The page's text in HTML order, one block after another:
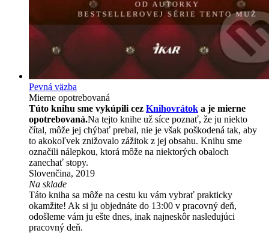
Pevná väzba
Mierne opotrebovaná
Túto knihu sme vykúpili cez Knihovrátok a je mierne
opotrebovaná.Na tejto knihe už síce poznať, že ju niekto
čítal, môže jej chýbať prebal, nie je však poškodená tak, aby
to akokoľvek znižovalo zážitok z jej obsahu. Knihu sme
označili nálepkou, ktorá môže na niektorých obaloch
zanechať stopy.
Slovenčina, 2019
Na sklade
Táto kniha sa môže na cestu ku vám vybrať prakticky
okamžite! Ak si ju objednáte do 13:00 v pracovný deň,
odošleme vám ju ešte dnes, inak najneskôr nasledujúci
pracovný deň.